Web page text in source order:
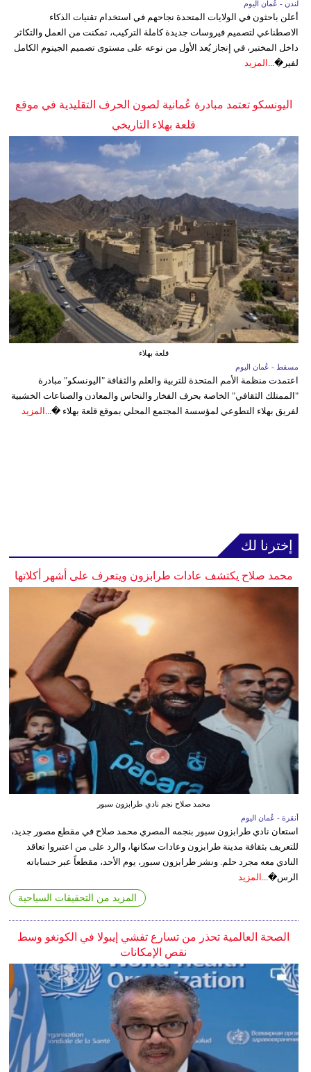
لندن - عُمان اليوم
أعلن باحثون في الولايات المتحدة نجاحهم في استخدام تقنيات الذكاء
الاصطناعي لتصميم فيروسات جديدة كاملة التركيب، تمكنت من العمل والتكاثر
داخل المختبر، في إنجاز يُعد الأول من نوعه على مستوى تصميم الجينوم الكامل
لفير�... المزيد
اليونسكو تعتمد مبادرة عُمانية لصون الحرف التقليدية في موقع
قلعة بهلاء التاريخي
قلعة بهلاء
مسقط - عُمان اليوم
اعتمدت منظمة الأمم المتحدة للتربية والعلم والثقافة "اليونسكو" مبادرة
"الممتلك الثقافي" الخاصة بحرف الفخار والنحاس والمعادن والصناعات الخشبية
لفريق بهلاء التطوعي لمؤسسة المجتمع المحلي بموقع قلعة بهلاء �... المزيد
إخترنا لك
محمد صلاح يكتشف عادات طرابزون ويتعرف على أشهر أكلاتها
محمد صلاح نجم نادي طرابزون سبور
أنقرة - عُمان اليوم
استعان نادي طرابزون سبور بنجمه المصري محمد صلاح في مقطع مصور جديد،
للتعريف بثقافة مدينة طرابزون وعادات سكانها، والرد على من اعتبروا تعاقد
النادي معه مجرد حلم. ونشر طرابزون سبور، يوم الأحد، مقطعاً عبر حساباته
الرس�...
المزيد
المزيد من التحقيقات السياحية
الصحة العالمية تحذر من تسارع تفشي إيبولا في الكونغو وسط
نقص الإمكانات